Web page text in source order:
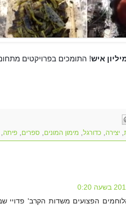
איש! התומכים בפרויקטים
, יצירה, כדורגל, מימון המונים, ספרים, פיתה,
הפצועים משדות הקרב' פדויי